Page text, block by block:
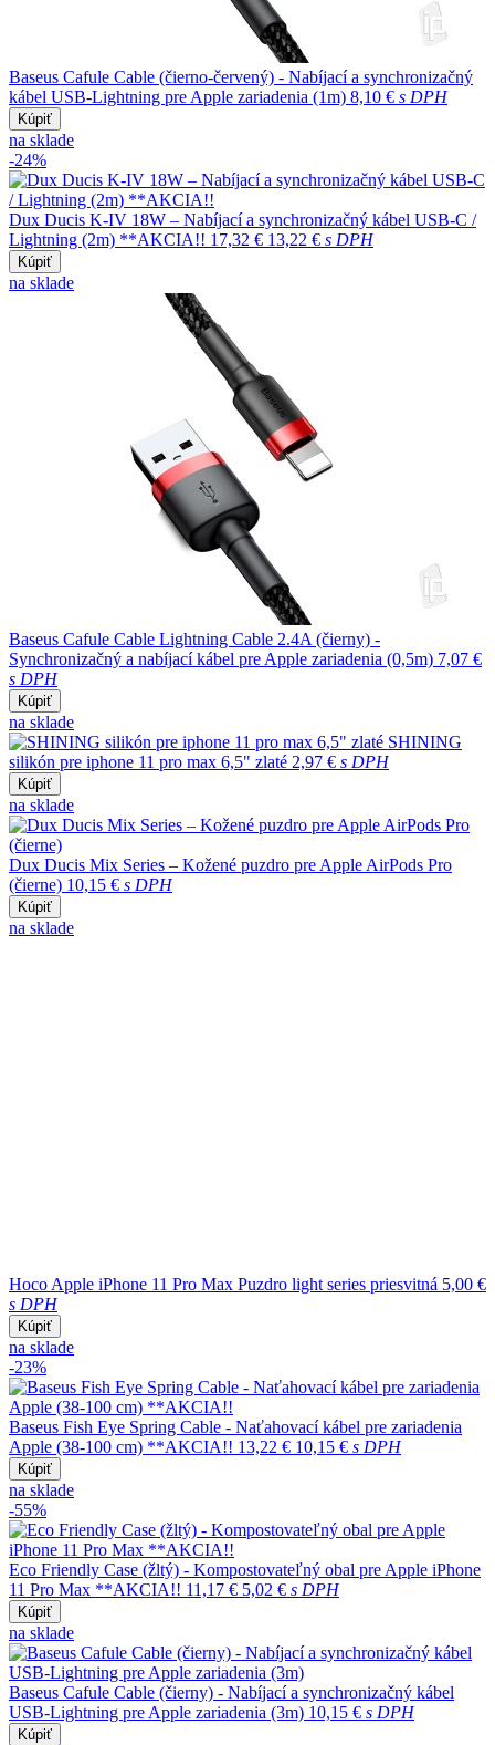
Baseus Cafule Cable (čierno-červený) - Nabíjací a synchronizačný
kábel USB-Lightning pre Apple zariadenia (1m) 8,10 € s DPH
Kúpiť
na sklade
-24%
Dux Ducis K-IV 18W – Nabíjací a synchronizačný kábel USB-C /
Lightning (2m) **AKCIA!! 17,32 € 13,22 € s DPH
Kúpiť
na sklade
Baseus Cafule Cable Lightning Cable 2.4A (čierny) -
Synchronizačný a nabíjací kábel pre Apple zariadenia (0,5m) 7,07 €
s DPH
Kúpiť
na sklade
SHINING
silikón pre iphone 11 pro max 6,5" zlaté 2,97 € s DPH
Kúpiť
na sklade
Dux Ducis Mix Series – Kožené puzdro pre Apple AirPods Pro
(čierne) 10,15 € s DPH
Kúpiť
na sklade
Hoco Apple iPhone 11 Pro Max Puzdro light series priesvitná 5,00 €
s DPH
Kúpiť
na sklade
-23%
Baseus Fish Eye Spring Cable - Naťahovací kábel pre zariadenia
Apple (38-100 cm) **AKCIA!! 13,22 € 10,15 € s DPH
Kúpiť
na sklade
-55%
Eco Friendly Case (žltý) - Kompostovateľný obal pre Apple iPhone
11 Pro Max **AKCIA!! 11,17 € 5,02 € s DPH
Kúpiť
na sklade
Baseus Cafule Cable (čierny) - Nabíjací a synchronizačný kábel
USB-Lightning pre Apple zariadenia (3m) 10,15 € s DPH
Kúpiť